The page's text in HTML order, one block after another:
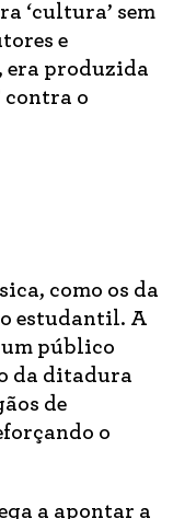
‘cultura’ sem
e
era produzida
contra o
como os da
estudantil. A
um público
da ditadura
de
o
a apontar a